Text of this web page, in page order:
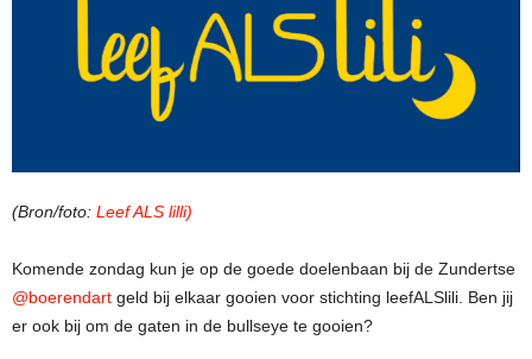
(Bron/foto: Leef ALS lilli)
Komende zondag kun je op de goede doelenbaan bij de Zundertse
@boerendart geld bij elkaar gooien voor stichting leefALSlili. Ben jij
er ook bij om de gaten in de bullseye te gooien?